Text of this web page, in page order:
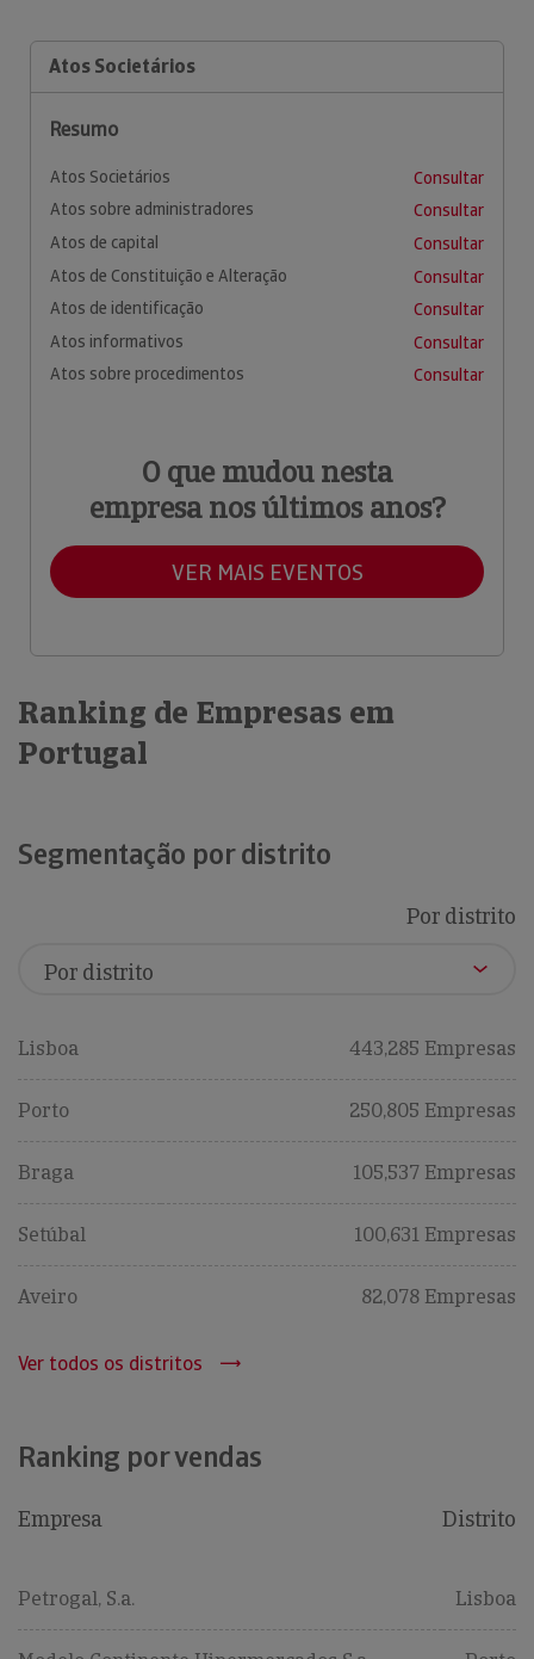
Atos Societários
Resumo
Atos Societários
Consultar
Atos sobre administradores
Consultar
Atos de capital
Consultar
Atos de Constituição e Alteração
Consultar
Atos de identificação
Consultar
Atos informativos
Consultar
Atos sobre procedimentos
Consultar
O que mudou nesta
empresa nos últimos anos?
VER MAIS EVENTOS
Ranking de Empresas em
Portugal
Segmentação por distrito
Por distrito
Lisboa 443,285 Empresas
Porto 250,805 Empresas
Braga 105,537 Empresas
Setúbal 100,631 Empresas
Aveiro 82,078 Empresas
Ver todos os distritos
Ranking por vendas
Empresa Distrito
Petrogal, S.a. Lisboa